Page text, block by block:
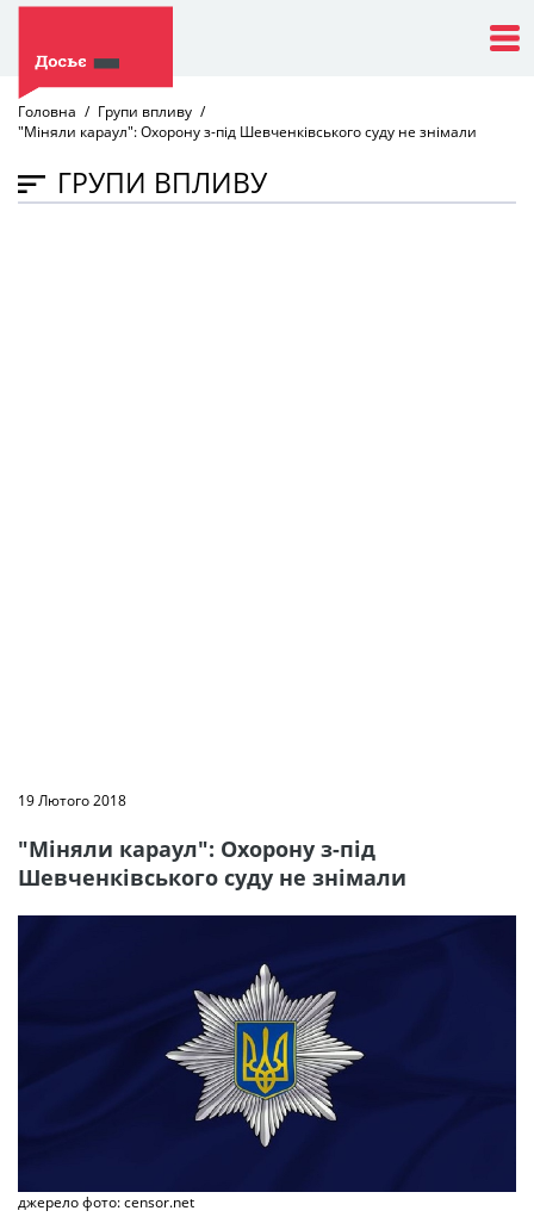
Головна
Групи впливу
"Міняли караул": Охорону з-під Шевченківського суду не знімали
ГРУПИ ВПЛИВУ
19 Лютого 2018
"Міняли караул": Охорону з-під
Шевченківського суду не знімали
джерело фото: censor.net